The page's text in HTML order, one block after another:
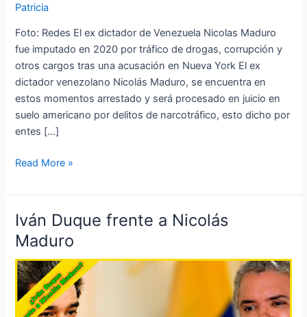
Patricia
Foto: Redes El ex dictador de Venezuela Nicolas Maduro
fue imputado en 2020 por tráfico de drogas, corrupción y
otros cargos tras una acusación en Nueva York El ex
dictador venezolano Nicolás Maduro, se encuentra en
estos momentos arrestado y será procesado en juicio en
suelo americano por delitos de narcotráfico, esto dicho por
entes […]
Read More »
Iván Duque frente a Nicolás
Maduro
Iván
Duque
frente
a
Nicolás
Maduro